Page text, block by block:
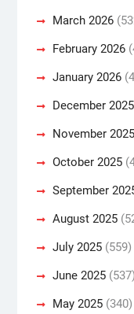
March 2026
February 2026
January 2026
December 2025
November 2025
October 2025
September
August 2025
July 2025(559)
June 2025(537)
May 2025(340)